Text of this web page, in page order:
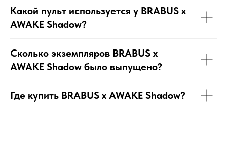
Какой пульт используется у BRABUS x
AWAKE Shadow?
Сколько экземпляров BRABUS x
AWAKE Shadow было выпущено?
Где купить BRABUS x AWAKE Shadow?